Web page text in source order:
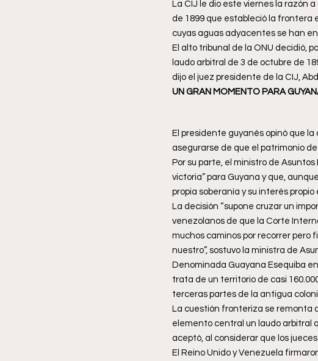
La CIJ le dio este viernes la razón
de 1899 que estableció la frontera
cuyas aguas adyacentes se han
El alto tribunal de la ONU decidió,
laudo arbitral de 3 de octubre de
dijo el juez presidente de la CIJ,
UN GRAN MOMENTO PARA
El presidente guyanés opinó que
asegurarse de que el patrimonio de
Por su parte, el ministro de
victoria” para Guyana y que,
propia soberanía y su interés
La decisión “supone cruzar un
venezolanos de que la Corte
muchos caminos por recorrer
nuestro”, sostuvo la ministra de
Denominada Guayana Esequiba
trata de un territorio de casi
terceras partes de la antigua
La cuestión fronteriza se remonta
elemento central un laudo arbitral
aceptó, al considerar que los
El Reino Unido y Venezuela